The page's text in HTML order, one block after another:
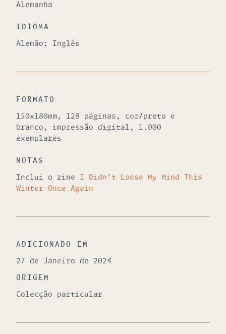
Alemanha
IDIOMA
Alemão; Inglês
FORMATO
150x180mm, 128 páginas, cor/preto e
branco, impressão digital, 1.000
exemplares
NOTAS
Inclui o zine I Didn’t Loose My Mind This
Winter Once Again
ADICIONADO EM
27 de Janeiro de 2024
ORIGEM
Colecção particular